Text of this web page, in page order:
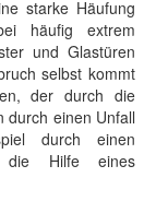
starke Häufung
häufig extrem
und Glastüren
selbst kommt
der durch die
durch einen Unfall
durch einen
die Hilfe eines